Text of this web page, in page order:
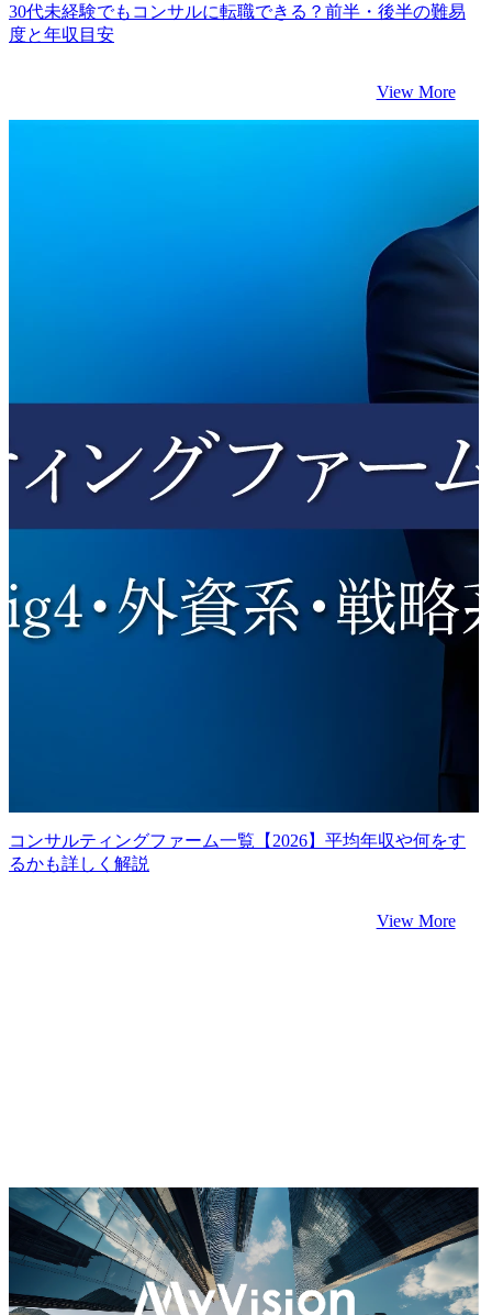
30代未経験でもコンサルに転職できる？前半・後半の難易
度と年収目安
View More
コンサルティングファーム一覧【2026】平均年収や何をす
るかも詳しく解説
View More